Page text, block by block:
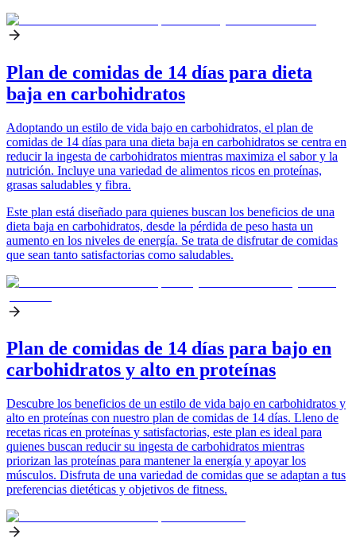
Plan de comidas de 14 días para dieta
baja en carbohidratos
Adoptando un estilo de vida bajo en carbohidratos, el plan de
comidas de 14 días para una dieta baja en carbohidratos se centra en
reducir la ingesta de carbohidratos mientras maximiza el sabor y la
nutrición. Incluye una variedad de alimentos ricos en proteínas,
grasas saludables y fibra.
Este plan está diseñado para quienes buscan los beneficios de una
dieta baja en carbohidratos, desde la pérdida de peso hasta un
aumento en los niveles de energía. Se trata de disfrutar de comidas
que sean tanto satisfactorias como saludables.
Plan de comidas de 14 días para bajo en
carbohidratos y alto en proteínas
Descubre los beneficios de un estilo de vida bajo en carbohidratos y
alto en proteínas con nuestro plan de comidas de 14 días. Lleno de
recetas ricas en proteínas y satisfactorias, este plan es ideal para
quienes buscan reducir su ingesta de carbohidratos mientras
priorizan las proteínas para mantener la energía y apoyar los
músculos. Disfruta de una variedad de comidas que se adaptan a tus
preferencias dietéticas y objetivos de fitness.